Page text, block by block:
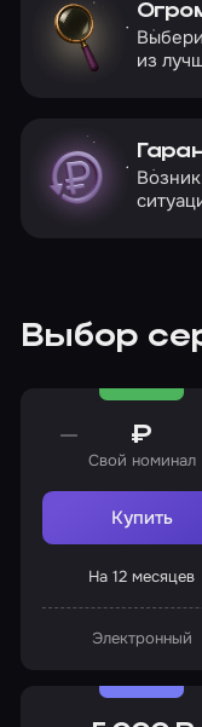
из
Выбор
₽
Свой номинал
Купить
На 12 месяцев
Электронный